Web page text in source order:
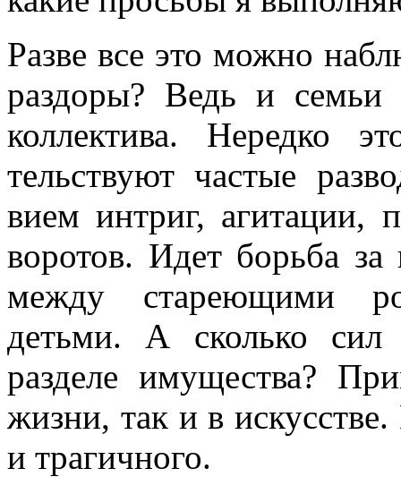
Разве все это можно
раздоры? Ведь и семьи
коллектива. Нередко
тельствуют частые
вием интриг, агитации,
воротов. Идет борьба
между стареющими
детьми. А сколько
разделе имущества?
жизни, так и в
и трагичного.